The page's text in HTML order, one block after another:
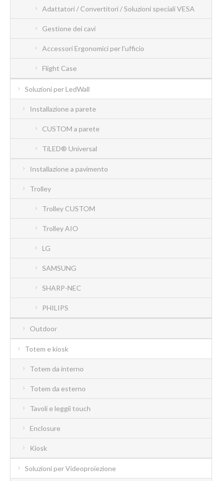
Adattatori / Convertitori / Soluzioni speciali VESA
Gestione dei cavi
Accessori Ergonomici per l'ufficio
Flight Case
Soluzioni per LedWall
Installazione a parete
CUSTOM a parete
TiLED® Universal
Installazione a pavimento
Trolley
Trolley CUSTOM
Trolley AIO
LG
SAMSUNG
SHARP-NEC
PHILIPS
Outdoor
Totem e kiosk
Totem da interno
Totem da esterno
Tavoli e leggii touch
Enclosure
Kiosk
Soluzioni per Videoproiezione